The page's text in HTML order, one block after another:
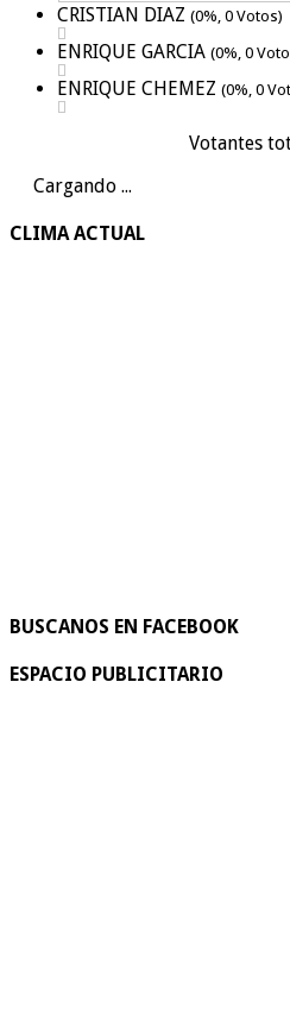
CRISTIAN DIAZ (0%, 0 Votos)
ENRIQUE GARCIA (0%, 0
ENRIQUE CHEMEZ (0%, 0
Votantes
Cargando ...
CLIMA ACTUAL
BUSCANOS EN FACEBOOK
ESPACIO PUBLICITARIO